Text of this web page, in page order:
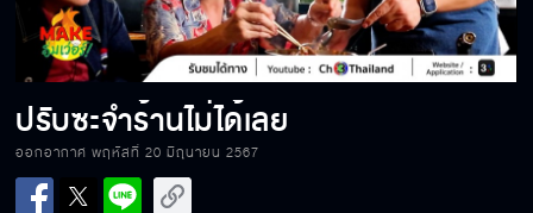
Video
ปรับซะจำร้านไม่ได้เลย
ออกอากาศ พฤหัสที่ 20 มิถุนายน 2567
เชฟโอ ตัวตึงเรื่องหมูแดง
“Mission complete”